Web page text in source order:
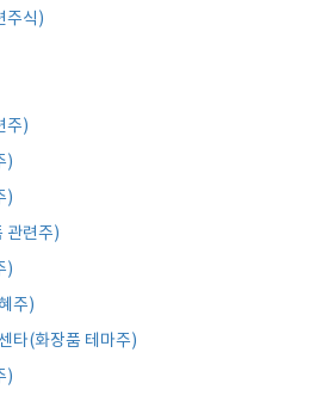
주식)
주)
)
)
관련주)
)
주)
타(화장품 테마주)
)